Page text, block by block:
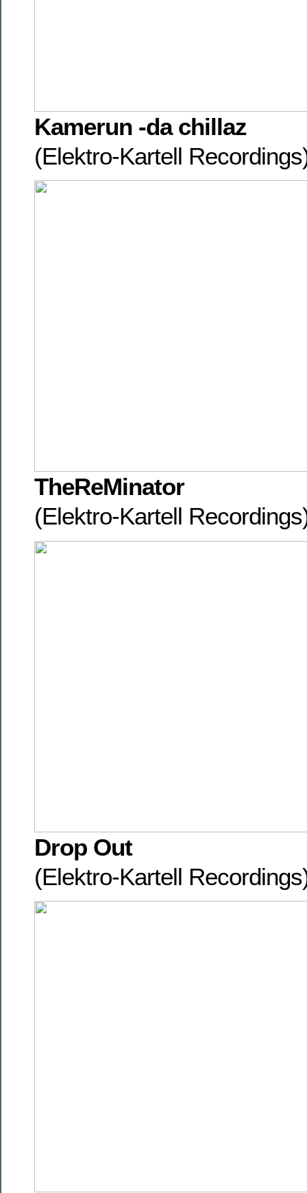
Kamerun -da chillaz
(Elektro-Kartell
TheReMinator
(Elektro-Kartell
Drop Out
(Elektro-Kartell